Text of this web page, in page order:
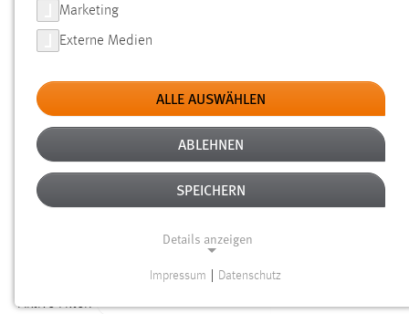
FILTER
Typ
Erstellungsdatum
Alter
Aktive Filter:
Marketing
Externe Medien
ALLE AUSWÄHLEN
ABLEHNEN
SPEICHERN
Details anzeigen
Impressum Datenschutz